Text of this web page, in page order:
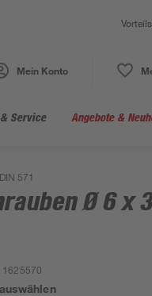
Mein Konto
Service Angebote &
571
Ø 6 x
1625570